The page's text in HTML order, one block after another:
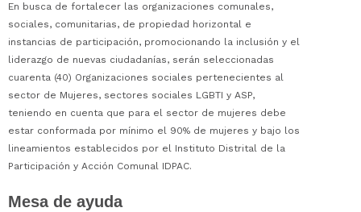
En busca de fortalecer las organizaciones comunales,
sociales, comunitarias, de propiedad horizontal e
instancias de participación, promocionando la inclusión y el
liderazgo de nuevas ciudadanías, serán seleccionadas
cuarenta (40) Organizaciones sociales pertenecientes al
sector de Mujeres, sectores sociales LGBTI y ASP,
teniendo en cuenta que para el sector de mujeres debe
estar conformada por mínimo el 90% de mujeres y bajo los
lineamientos establecidos por el Instituto Distrital de la
Participación y Acción Comunal IDPAC.
Mesa de ayuda